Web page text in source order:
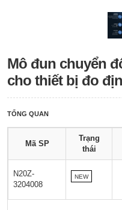
Mô đun chuyển
cho thiết bị đo
TỔNG QUAN
Mã SP
Trạng
thái
N20Z-
3204008
NEW